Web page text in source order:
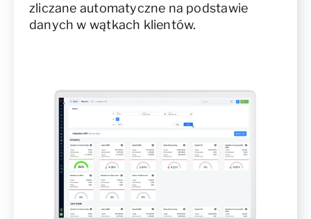
zliczane automatyczne na podstawie
danych w wątkach klientów.